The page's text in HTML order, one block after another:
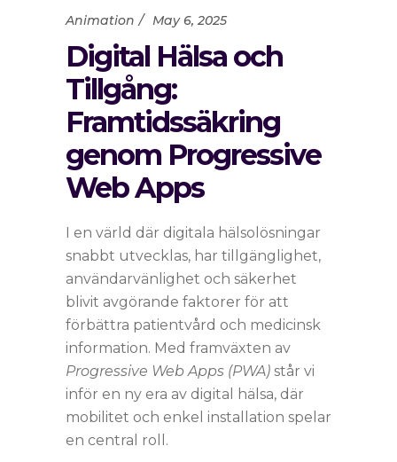
Animation May 6, 2025
Digital Hälsa och
Tillgång:
Framtidssäkring
genom Progressive
Web Apps
I en värld där digitala hälsolösningar
snabbt utvecklas, har tillgänglighet,
användarvänlighet och säkerhet
blivit avgörande faktorer för att
förbättra patientvård och medicinsk
information. Med framväxten av
Progressive Web Apps (PWA) står vi
inför en ny era av digital hälsa, där
mobilitet och enkel installation spelar
en central roll.